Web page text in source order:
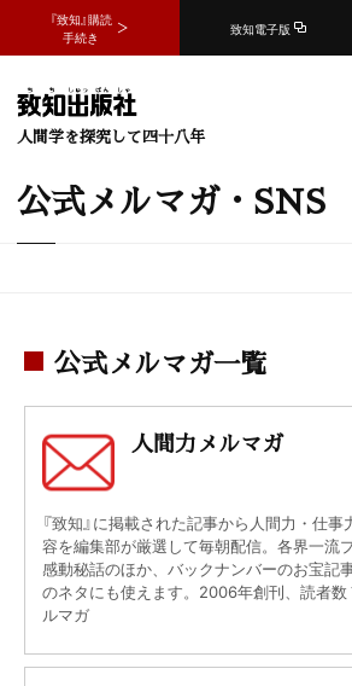
『致知』購読
手続き
致知電子版
人間学を探究して四十八年
公式メルマガ・SNS
公式メルマガ一覧
人間力メルマガ
『致知』に掲載された記事から人間力・仕
容を編集部が厳選して毎朝配信。各界一流
感動秘話のほか、バックナンバーのお宝記
のネタにも使えます。2006年創刊、読者数
ルマガ